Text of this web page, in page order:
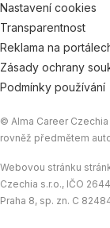
Nastavení cookies
Transparentnost
Reklama na
Zásady ochrany
Podmínky používání
© Alma Career
rovněž předmětem
Webovou stránku
Czechia s.r.o., IČO
Praha 8, sp. zn. C